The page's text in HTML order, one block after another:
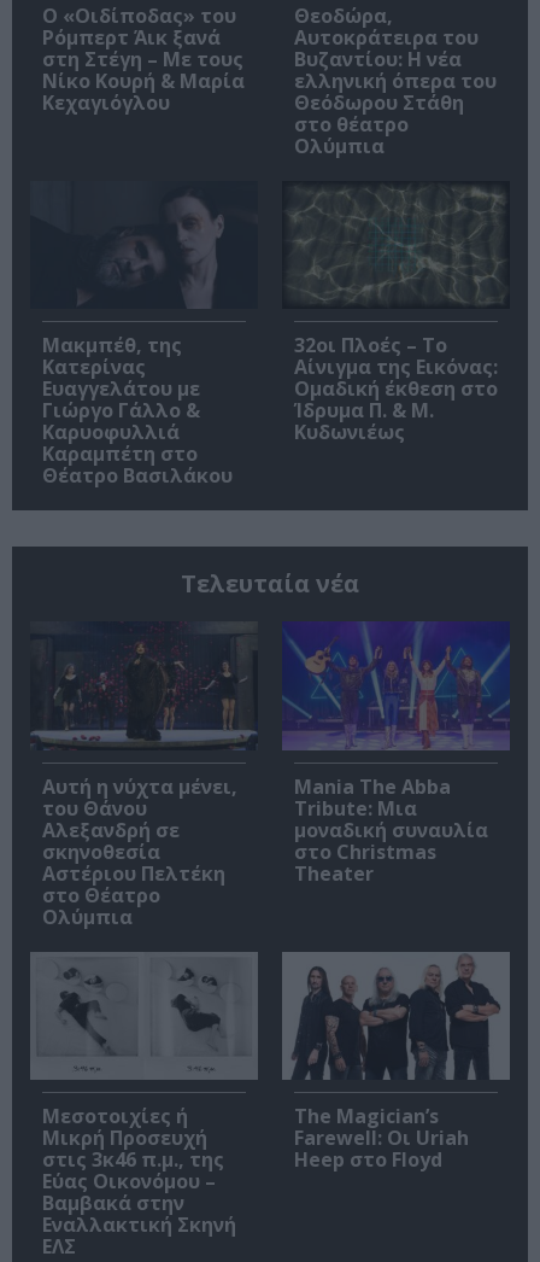
O «Οιδίποδας» του
Ρόμπερτ Άικ ξανά
στη Στέγη – Με τους
Νίκο Κουρή & Μαρία
Κεχαγιόγλου
Θεοδώρα,
Αυτοκράτειρα του
Βυζαντίου: Η νέα
ελληνική όπερα του
Θεόδωρου Στάθη
στο θέατρο
Ολύμπια
Μακμπέθ, της
Κατερίνας
Ευαγγελάτου με
Γιώργο Γάλλο &
Καρυοφυλλιά
Καραμπέτη στο
Θέατρο Βασιλάκου
32οι Πλοές – Το
Αίνιγμα της Εικόνας:
Ομαδική έκθεση στο
Ίδρυμα Π. & Μ.
Κυδωνιέως
Τελευταία νέα
Αυτή η νύχτα μένει,
του Θάνου
Αλεξανδρή σε
σκηνοθεσία
Αστέριου Πελτέκη
στο Θέατρο
Ολύμπια
Mania The Abba
Tribute: Μια
μοναδική συναυλία
στο Christmas
Theater
Μεσοτοιχίες ή
Μικρή Προσευχή
στις 3κ46 π.μ., της
Εύας Οικονόμου –
Βαμβακά στην
Εναλλακτική Σκηνή
ΕΛΣ
The Magician’s
Farewell: Οι Uriah
Heep στο Floyd